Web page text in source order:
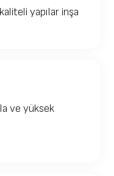
yapılar inşa
ve yüksek